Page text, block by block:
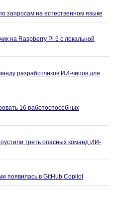
запросам на естественном языке
на Raspberry Pi 5 с локальной
разработчиков ИИ-чипов для
16 работоспособных
треть опасных команд ИИ-
появилась в GitHub Copilot